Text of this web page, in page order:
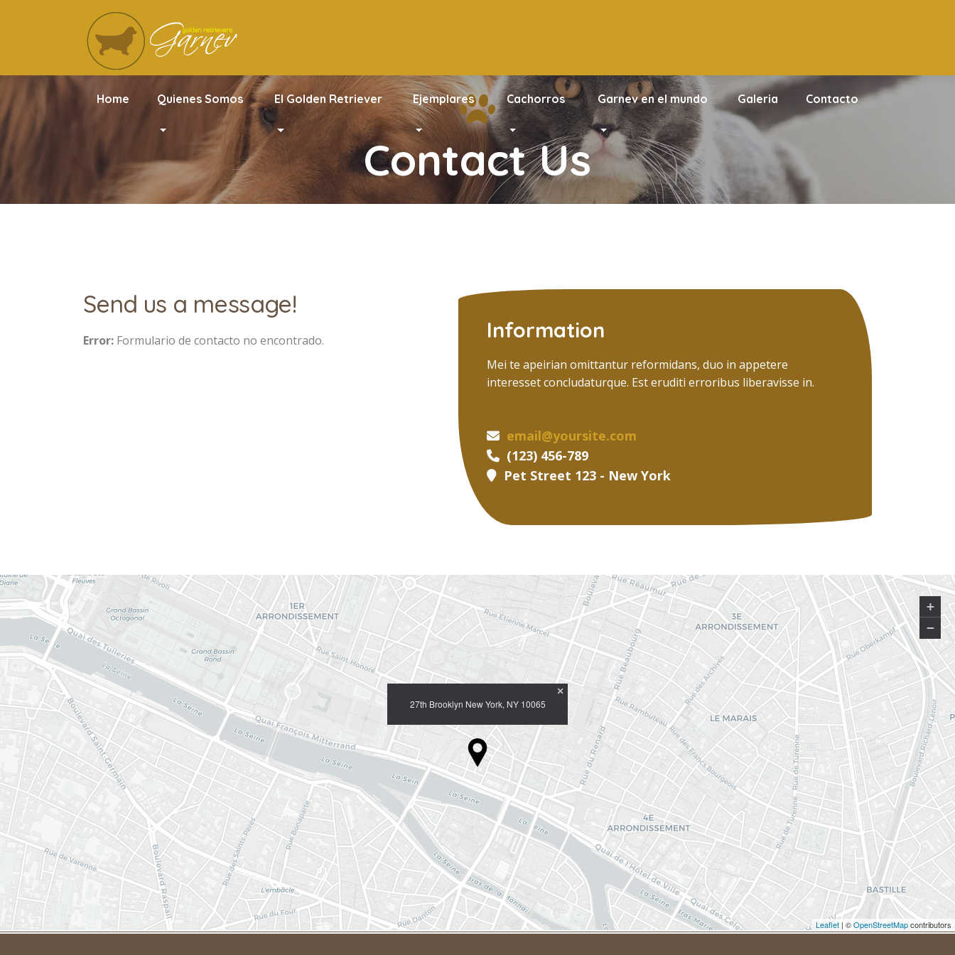
Home Quienes Somos El Golden Retriever Ejemplares Cachorros Garnev en el mundo Galeria Contacto
Contact Us
Send us a message!
Error: Formulario de contacto no encontrado. Information
Mei te apeirian omittantur reformidans, duo in appetere
interesset concludaturque. Est eruditi erroribus liberavisse in.
email@yoursite.com
(123) 456-789
Pet Street 123 - New York
27th Brooklyn New York, NY 10065
×
+
−
Leaflet | ©OpenStreetMapcontributors